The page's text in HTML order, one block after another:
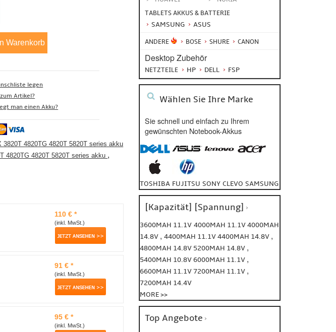
legen
Artikel?
man einen Akku?
3820T 4820TG 4820T 5820T series akku
4820TG 4820T 5820T series akku ,
110 € *
(inkl. MwSt.)
91 € *
(inkl. MwSt.)
95 € *
(inkl. MwSt.)
TABLETS AKKUS & BATTERIE
SAMSUNG ASUS
ANDERE BOSE SHURE CANON
Desktop Zubehör
NETZTEILE HP DELL FSP
Wählen Sie Ihre Marke
Sie schnell und einfach zu Ihrem
gewünschten Notebook-Akkus
TOSHIBA FUJITSU SONY CLEVO SAMSUNG
[Kapazität] [Spannung]
3600MAH 11.1V 4000MAH 11.1V4000MAH
14.8V , 4400MAH 11.1V4400MAH 14.8V ,
4800MAH 14.8V 5200MAH 14.8V ,
5400MAH 10.8V6000MAH 11.1V ,
6600MAH 11.1V7200MAH 11.1V ,
7200MAH 14.4V
MORE >>
Top Angebote